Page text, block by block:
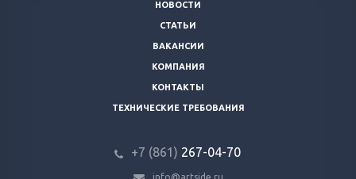
НОВОСТИ
СТАТЬИ
ВАКАНСИИ
КОМПАНИЯ
КОНТАКТЫ
ТЕХНИЧЕСКИЕ ТРЕБОВАНИЯ
+7 (861) 267-04-70